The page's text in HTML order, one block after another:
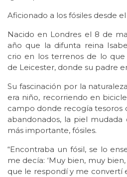
Aficionado a los fósiles desde
Nacido en Londres el 8 de
año que la difunta reina
crio en los terrenos de lo que
de Leicester, donde su padre
Su fascinación por la
era niño, recorriendo en
campo donde recogía tesoros
abandonados, la piel
más importante, fósiles.
“Encontraba un fósil, se lo
me decía: ‘Muy bien, muy
que le respondí y me convertí